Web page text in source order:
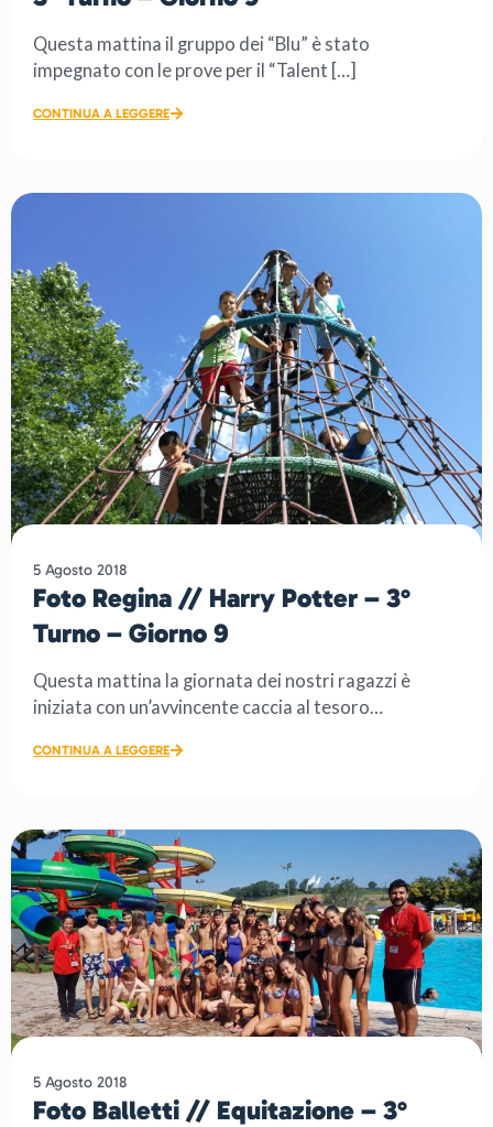
Questa mattina il gruppo dei “Blu” è stato
impegnato con le prove per il “Talent […]
CONTINUA A LEGGERE
5 Agosto 2018
Foto Regina // Harry Potter – 3°
Turno – Giorno 9
Questa mattina la giornata dei nostri ragazzi è
iniziata con un’avvincente caccia al tesoro
CONTINUA A LEGGERE
5 Agosto 2018
Foto Balletti // Equitazione – 3°